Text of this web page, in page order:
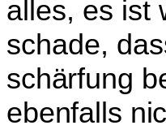
alles, es ist
schade,
schärfung
ebenfalls